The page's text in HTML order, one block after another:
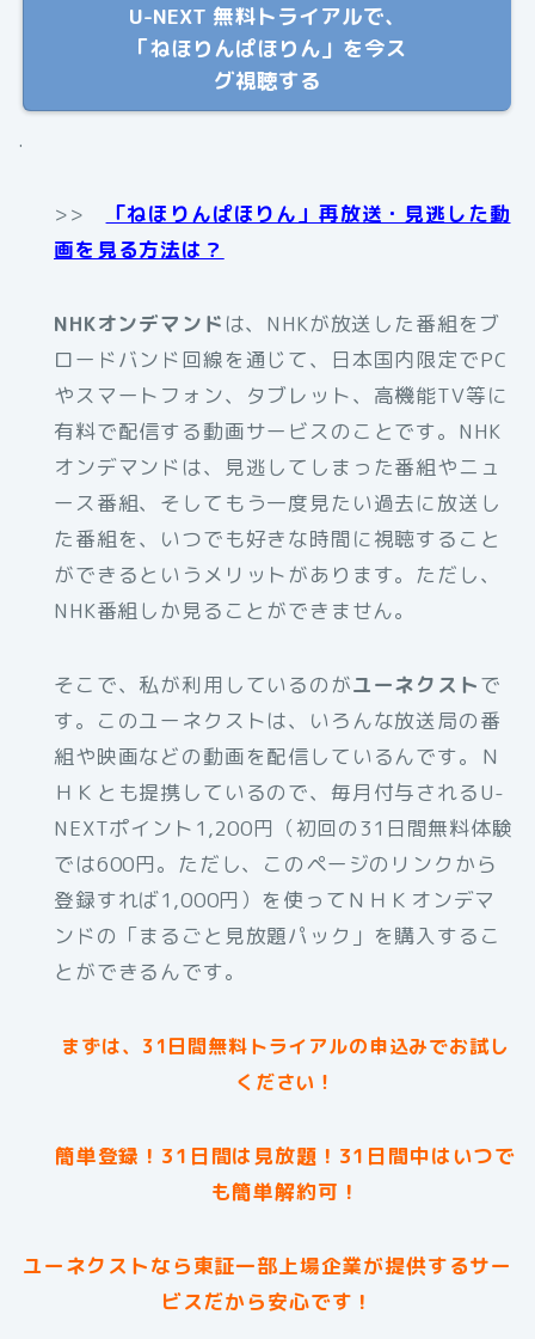
U-NEXT 無料トライアルで、
「ねほりんぱほりん」を今ス
グ視聴する
.
>>
「ねほりんぱほりん」再放送・見逃した動
画を見る方法は？
NHKオンデマンド は、NHKが放送した番組をブ
ロードバンド回線を通じて、日本国内限定でPC
やスマートフォン、タブレット、高機能TV等に
有料で配信する動画サービスのことです。NHK
オンデマンドは、見逃してしまった番組やニュ
ース番組、そしてもう一度見たい過去に放送し
た番組を、いつでも好きな時間に視聴すること
ができるというメリットがあります。ただし、
NHK番組しか見ることができません。
そこで、私が利用しているのがユーネクストで
す。このユーネクストは、いろんな放送局の番
組や映画などの動画を配信しているんです。Ｎ
ＨＫとも提携しているので、毎月付与されるU-
NEXTポイント1,200円（初回の31日間無料体験
では600円。ただし、このページのリンクから
登録すれば1,000円）を使ってＮＨＫオンデマ
ンドの「まるごと見放題パック」を購入するこ
とができるんです。
まずは、31日間無料トライアルの申込みでお試し
ください！
簡単登録！31日間は見放題！31日間中はいつで
も簡単解約可！
ユーネクストなら東証一部上場企業が提供するサー
ビスだから安心です！